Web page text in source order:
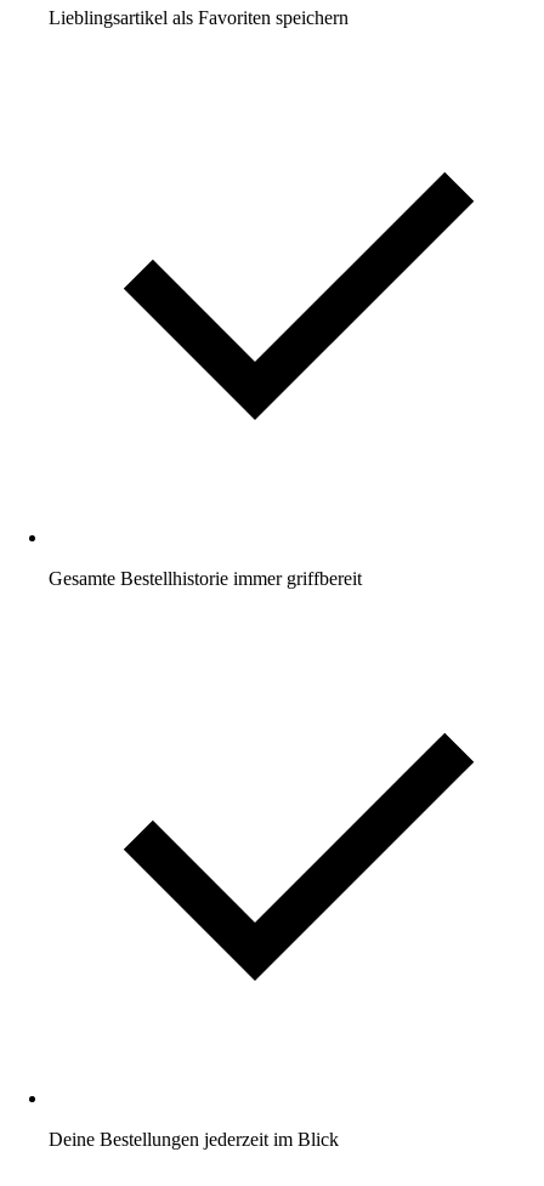
Lieblingsartikel als Favoriten speichern
Gesamte Bestellhistorie immer griffbereit
Deine Bestellungen jederzeit im Blick